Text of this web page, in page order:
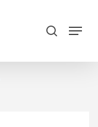
search
Menu
Close